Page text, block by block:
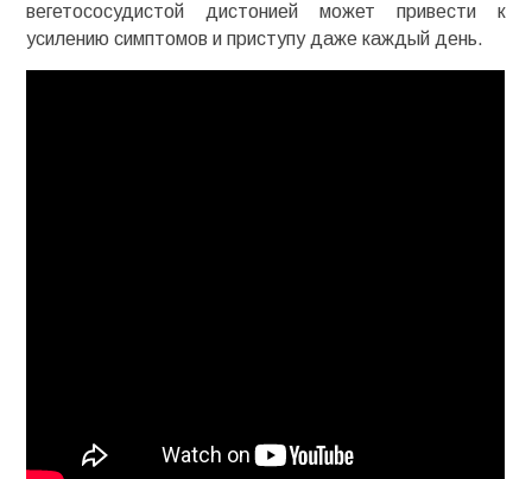
вегетососудистой дистонией может привести к
усилению симптомов и приступу даже каждый день.